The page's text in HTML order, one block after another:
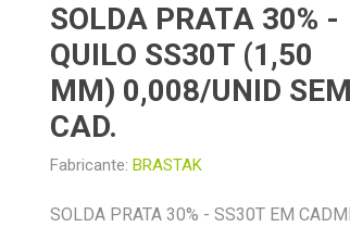
SOLDA PRATA 30% -
QUILO SS30T (1,50
MM) 0,008/UNID SEM
CAD.
Fabricante: BRASTAK
SOLDA PRATA 30% - SS30T EM